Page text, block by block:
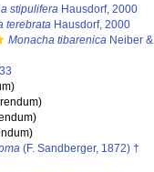
stipuliferaHausdorf, 2000
terebrataHausdorf, 2000
Monacha tibarenicaNeiber &
)
)
)
)
(F. Sandberger, 1872) †